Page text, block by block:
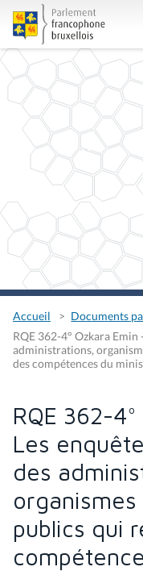
Accueil
Documents
RQE 362-4° Ozkara
administrations,
des compétences du
RQE 362-
Les
des
publics qui